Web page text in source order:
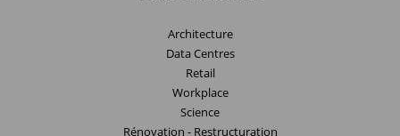
Architecture
Data Centres
Retail
Workplace
Science
Rénovation - Restructuration